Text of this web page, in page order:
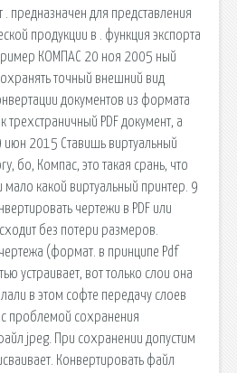
предназначен для представления
продукции в . функция экспорта
КОМПАС 20 ноя 2005 ный
точный внешний вид
документов из формата
трехстраничный PDF документ, а
июн 2015 Ставишь виртуальный
бо, Компас, это такая срань, что
какой виртуальный принтер. 9
чертежи в PDF или
без потери размеров.
(формат. в принципе Pdf
устраивает, вот только слои она
в этом софте передачу слоев
проблемой сохранения
jpeg. При сохранении допустим
Конвертировать файл